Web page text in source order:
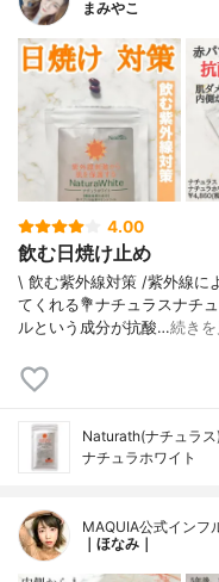
まみやこ
4.00
飲む日焼け止め
\ 飲む紫外線対策 /⁡紫外線に
てくれる⁡⁡💐ナチュラスナチ
ルという成分が抗酸…続き
Naturath(ナチュラス)
ナチュラホワイト
MAQUIA公式インフ
｜ほなみ｜